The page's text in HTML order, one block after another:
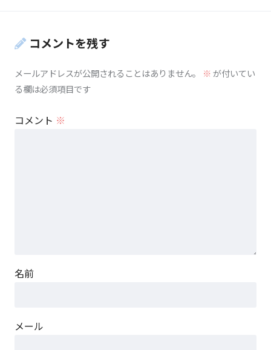
コメントを残す
メールアドレスが公開されることはありません。 ※が付いてい
る欄は必須項目です
コメント ※
名前
メール